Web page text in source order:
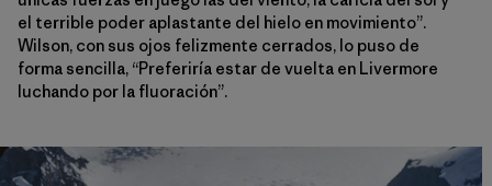
el terrible poder aplastante del hielo en movimiento”.
Wilson, con sus ojos felizmente cerrados, lo puso de
forma sencilla, “Preferiría estar de vuelta en Livermore
luchando por la fluoración”.